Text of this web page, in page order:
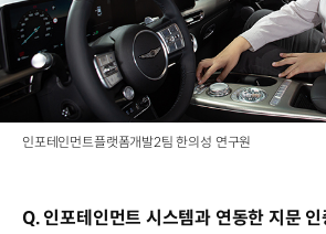
인포테인먼트플랫폼개발2팀 한의성 연구원
Q. 인포테인먼트 시스템과 연동한 지문 인